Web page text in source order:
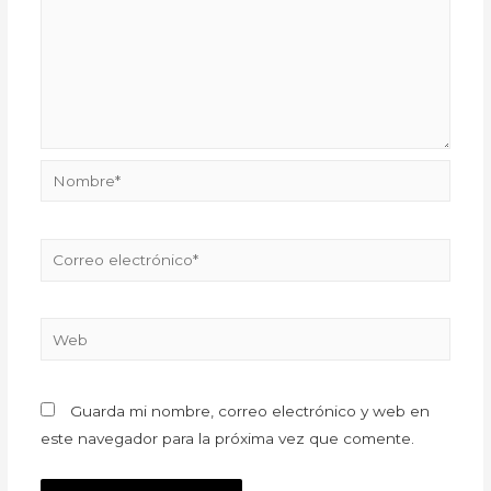
Guarda mi nombre, correo electrónico y web en
este navegador para la próxima vez que comente.